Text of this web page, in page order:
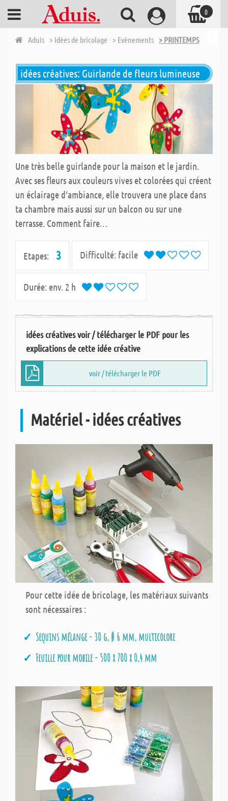
Aduis > Idées de bricolage > Evènements > PRINTEMPS
idées créatives: Guirlande de fleurs lumineuse
Une très belle guirlande pour la maison et le jardin.
Avec ses fleurs aux couleurs vives et colorées qui créent
un éclairage d‘ambiance, elle trouvera une place dans
ta chambre mais aussi sur un balcon ou sur une
terrasse. Comment faire…
Etapes: 3 Difficulté: facile
Durée: env. 2 h
idées créatives voir / télécharger le PDF pour les
explications de cette idée créative
voir / télécharger le PDF
Matériel - idées créatives
Pour cette idée de bricolage, les matériaux suivants
sont nécessaires :
Sequins mélange - 30 g, Ø 6 mm, multicolore
Feuille pour mobile - 500 x 700 x 0,4 mm
0